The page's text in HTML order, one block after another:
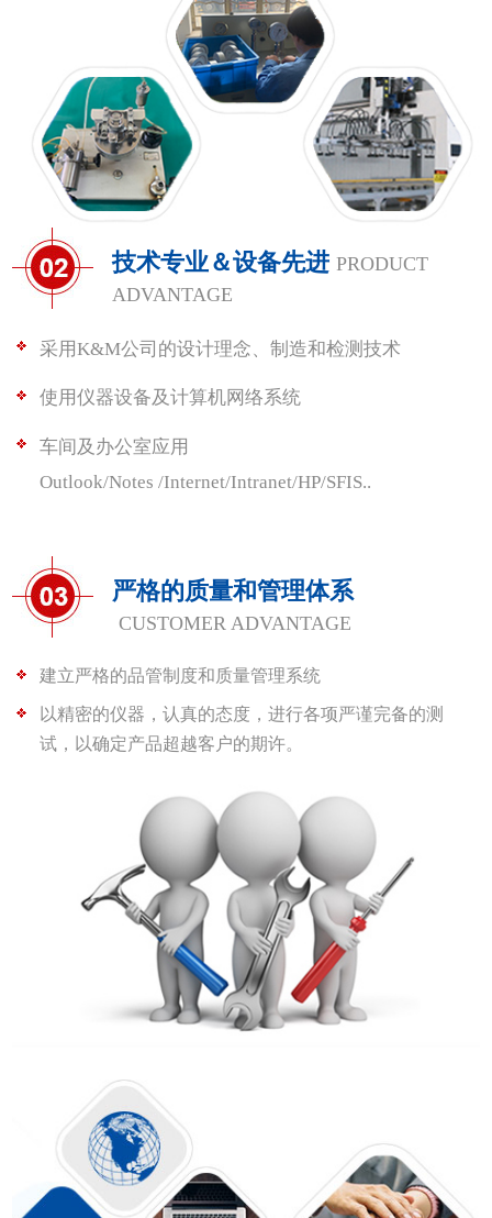
技术专业＆设备先进 PRODUCT
ADVANTAGE
采用K&M公司的设计理念、制造和检测技术
使用仪器设备及计算机网络系统
车间及办公室应用
Outlook/Notes /Internet/Intranet/HP/SFIS..
严格的质量和管理体系
CUSTOMER ADVANTAGE
建立严格的品管制度和质量管理系统
以精密的仪器，认真的态度，进行各项严谨完备的测
试，以确定产品超越客户的期许。